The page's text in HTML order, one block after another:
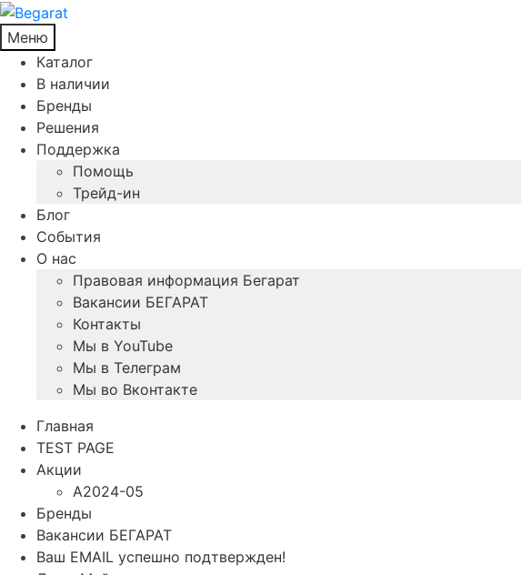
Меню
Каталог
В наличии
Бренды
Решения
Поддержка
Помощь
Трейд-ин
Блог
События
О нас
Правовая информация Бегарат
Вакансии БЕГАРАТ
Контакты
Мы в YouTube
Мы в Телеграм
Мы во Вконтакте
Главная
TEST PAGE
Акции
A2024-05
Бренды
Вакансии БЕГАРАТ
Ваш EMAIL успешно подтвержден!